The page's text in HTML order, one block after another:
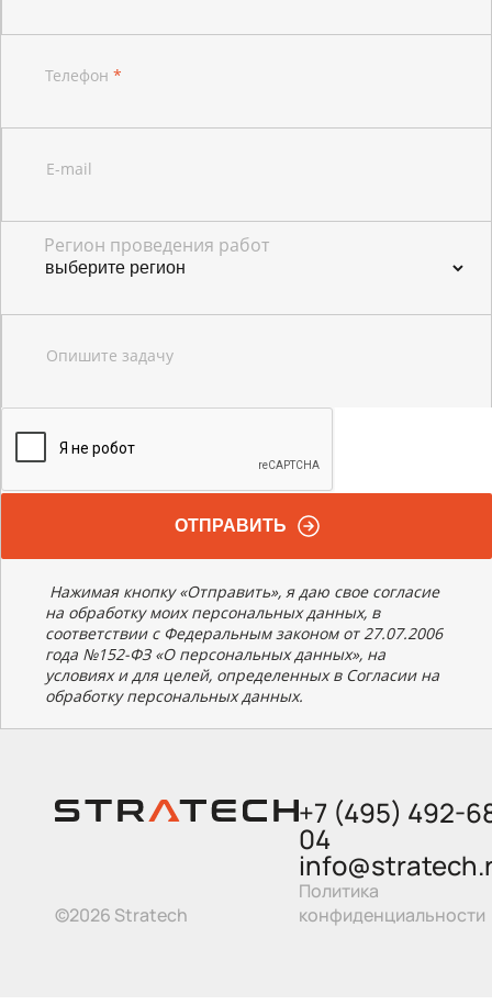
Телефон *
E-mail
Регион проведения работ
Опишите задачу
ОТПРАВИТЬ
Нажимая кнопку «Отправить», я даю свое согласие
на обработку моих персональных данных, в
соответствии с Федеральным законом от 27.07.2006
года №152-ФЗ «О персональных данных», на
условиях и для целей, определенных в Согласии на
обработку персональных данных.
©2026 Stratech
+7 (495) 492-
04
Политика
конфиденциальности